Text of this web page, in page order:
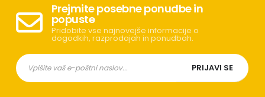
Prejmite posebne ponudbe in
popuste
Pridobite vse najnovejše informacije o
dogodkih, razprodajah in ponudbah.